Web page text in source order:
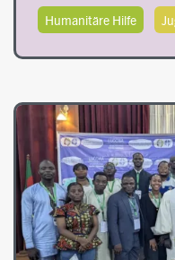
Humanitäre Hilfe
Image